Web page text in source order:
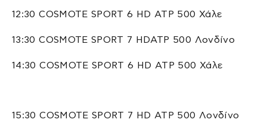
12:30 COSMOTE SPORT 6 HD ATP 500 Χάλε
13:30 COSMOTE SPORT 7 HDATP 500 Λονδίνο
14:30 COSMOTE SPORT 6 HD ATP 500 Χάλε
15:30 COSMOTE SPORT 7 HD ATP 500 Λονδίνο